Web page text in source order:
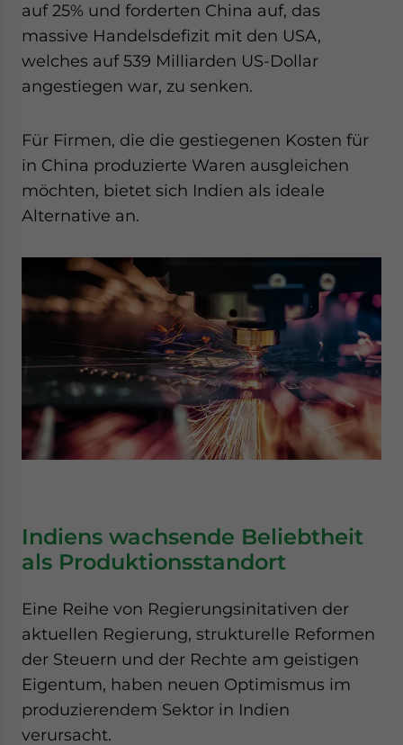
auf 25% und forderten China auf, das
massive Handelsdefizit mit den USA,
welches auf 539 Milliarden US-Dollar
angestiegen war, zu senken.
Für Firmen, die die gestiegenen Kosten für
in China produzierte Waren ausgleichen
möchten, bietet sich Indien als ideale
Alternative an.
Indiens wachsende Beliebtheit
als Produktionsstandort
Eine Reihe von Regierungsinitativen der
aktuellen Regierung, strukturelle Reformen
der Steuern und der Rechte am geistigen
Eigentum, haben neuen Optimismus im
produzierendem Sektor in Indien
verursacht.